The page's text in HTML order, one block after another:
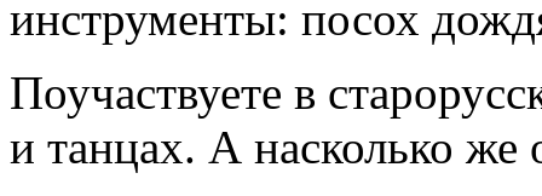
инструменты: посох
Поучаствуете в
и танцах. А насколько же